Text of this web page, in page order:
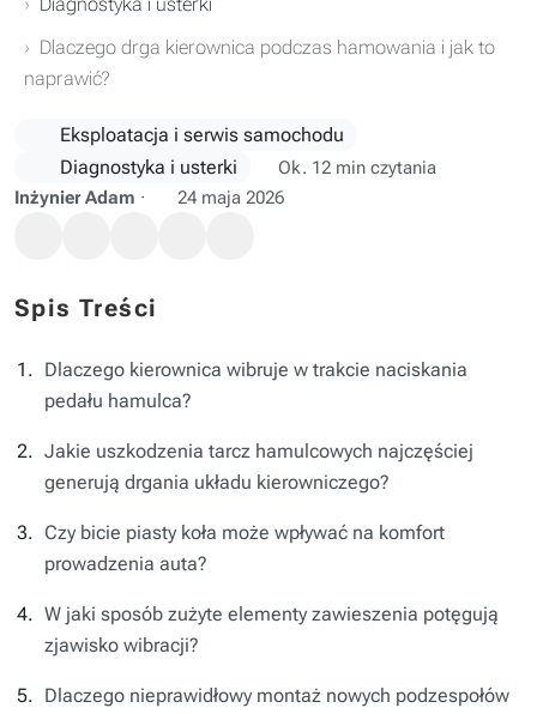
Dlaczego drga kierownica podczas hamowania i jak to
naprawić?
Eksploatacja i serwis samochodu
Diagnostyka i usterki
Ok. 12 min czytania
Inżynier Adam · 24 maja 2026
Spis Treści
Dlaczego kierownica wibruje w trakcie naciskania
pedału hamulca?
Jakie uszkodzenia tarcz hamulcowych najczęściej
generują drgania układu kierowniczego?
Czy bicie piasty koła może wpływać na komfort
prowadzenia auta?
W jaki sposób zużyte elementy zawieszenia potęgują
zjawisko wibracji?
Dlaczego nieprawidłowy montaż nowych podzespołów